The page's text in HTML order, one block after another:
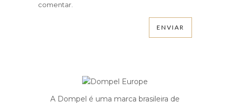
comentar.
A Dompel é uma marca brasileira de